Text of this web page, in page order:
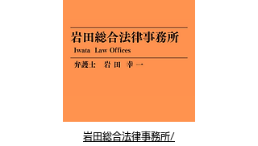
岩田総合法律事務所/